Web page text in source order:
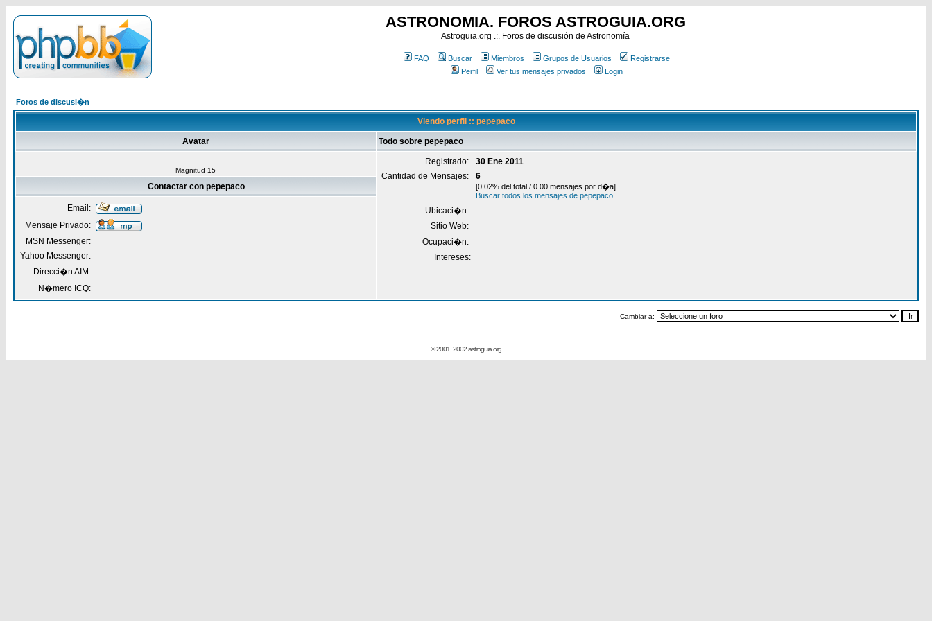
ASTRONOMIA. FOROS ASTROGUIA.ORG
Astroguia.org .:. Foros de discusión de Astronomía
FAQ Buscar Miembros Grupos de Usuarios
Registrarse
Perfil
Ver tus mensajes privados Login
Foros de discusi�n
Viendo perfil :: pepepaco
Avatar Todo sobre pepepaco
Magnitud 15
Registrado:
30 Ene 2011
Cantidad de Mensajes:
6
[0.02% del total / 0.00 mensajes por d�a]
Buscar todos los mensajes de pepepaco
Ubicaci�n:
Sitio Web:
Ocupaci�n:
Intereses:
Contactar con pepepaco
Email:
Mensaje Privado:
MSN Messenger:
Yahoo Messenger:
Direcci�n AIM:
N�mero ICQ:
Cambiar a:
© 2001, 2002 astroguia.org